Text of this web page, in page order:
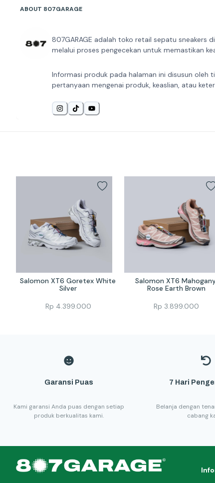
ABOUT 807GARAGE
807GARAGE adalah toko retail sepatu
melalui proses pengecekan untuk memastikan
Informasi produk pada halaman ini disusun oleh
pertanyaan mengenai produk, keaslian, atau
Salomon XT6 Goretex White
Silver
Rp 4.399.000
Salomon XT6
Rose Earth Brown
Rp 3.899.000
Garansi Puas
Kami garansi Anda puas dengan setiap
produk berkualitas kami.
7 Hari
Belanja dengan
cabang